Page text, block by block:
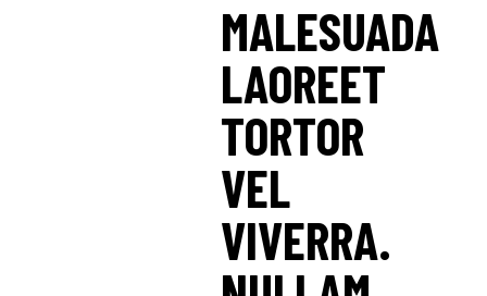
MALESUADA
LAOREET
TORTOR
VEL
VIVERRA.